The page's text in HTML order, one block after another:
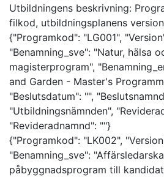
Utbildningens beskrivning:
filkod, utbildningsplanens
{"Programkod": "LG001",
"Benamning_sve": "Natur, hälsa
magisterprogram",
and Garden - Master's
"Beslutsdatum": "",
"Utbildningsnämnden",
"Revideradnamnd": ""}
{"Programkod": "LK002",
"Benamning_sve":
påbyggnadsprogram till